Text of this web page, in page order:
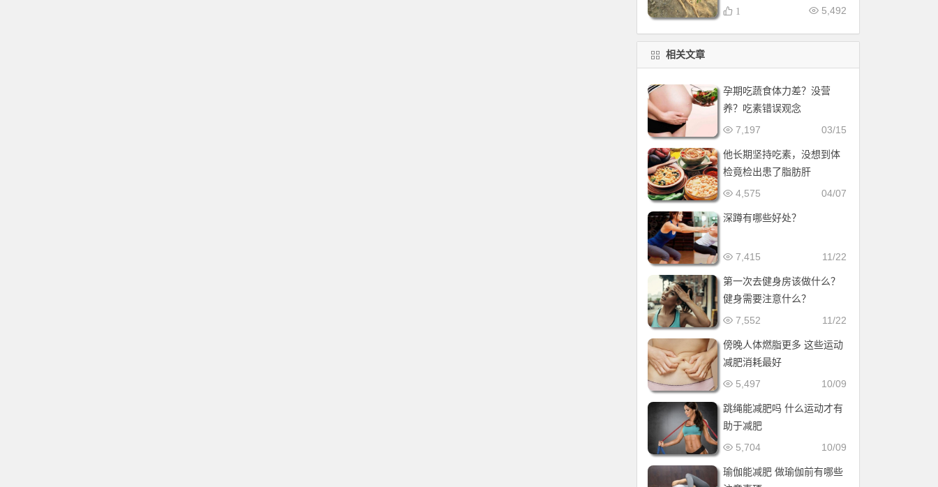
牛床受不了
5,492
1
相关文章
孕期吃蔬食体力差？没营
养？吃素错误观念
03/15
7,197
他长期坚持吃素，没想到体
检竟检出患了脂肪肝
04/07
4,575
深蹲有哪些好处？
11/22
7,415
第一次去健身房该做什么？
健身需要注意什么？
11/22
7,552
傍晚人体燃脂更多 这些运动
减肥消耗最好
10/09
5,497
跳绳能减肥吗 什么运动才有
助于减肥
10/09
5,704
瑜伽能减肥 做瑜伽前有哪些